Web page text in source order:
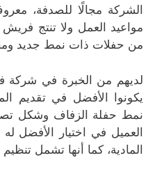
الشركة مجالًا للصدفة،
مواعيد العمل ولا تنتج
من حفلات ذات نمط جديد
لديهم من الخبرة في شركة
يكونوا الأفضل في تقديم
نمط حفلة الزفاف وشكل
العميل في اختيار الأفضل له
المادية، كما أنها تشمل تنظيم